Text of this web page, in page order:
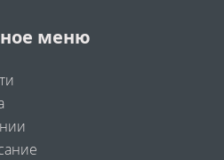
меню